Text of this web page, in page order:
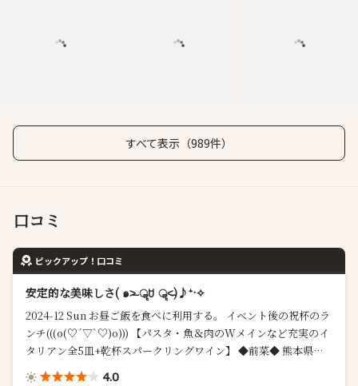
すべて表示（989件）
口コミ
ピックアップ！口コミ
安定的な美味しさ( ๑˃̶ ॣꇴ ॣ˂̶)♪⁺·✧
2024-12 Sun お昼ご飯を食べに利用する。 イベント後の祝杯のラ
ンチ(((o(♡´▽`♡)o))) 【パスタ・魚＆肉のWメインなど充実のイ
タリアン全5皿+乾杯スパークリングワイン】 ◆前菜◆ 熊本県産
真鯛のカルパッチョ レンコンとドライトマトのサルサソース サー
4.0